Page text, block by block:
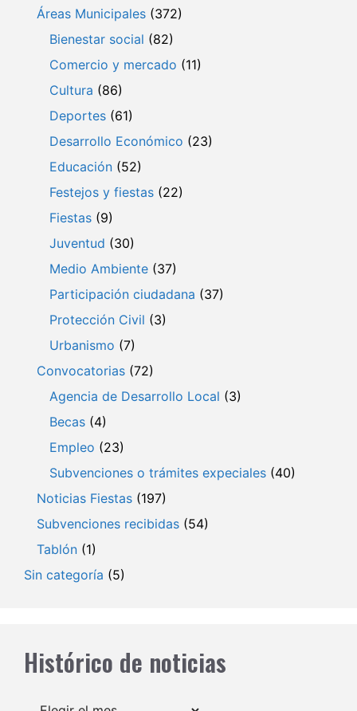
Áreas Municipales (372)
Bienestar social (82)
Comercio y mercado (11)
Cultura (86)
Deportes (61)
Desarrollo Económico (23)
Educación (52)
Festejos y fiestas (22)
Fiestas (9)
Juventud (30)
Medio Ambiente (37)
Participación ciudadana (37)
Protección Civil (3)
Urbanismo (7)
Convocatorias (72)
Agencia de Desarrollo Local (3)
Becas (4)
Empleo (23)
Subvenciones o trámites expeciales (40)
Noticias Fiestas (197)
Subvenciones recibidas (54)
Tablón (1)
Sin categoría (5)
Histórico de noticias
Archivos